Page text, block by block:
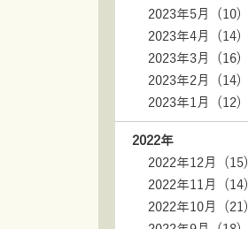
2023年5月 (10)
2023年4月 (14)
2023年3月 (16)
2023年2月 (14)
2023年1月 (12)
2022年
2022年12月 (15)
2022年11月 (14)
2022年10月 (21)